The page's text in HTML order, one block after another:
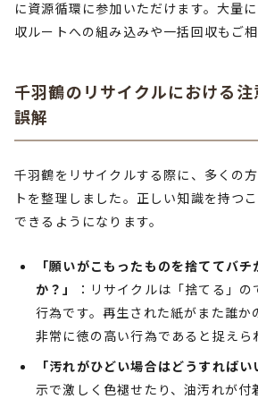
に資源循環に参加いただけます。大量
収ルートへの組み込みや一括回収もご相
千羽鶴のリサイクルにおける
誤解
千羽鶴をリサイクルする際に、多くの
トを整理しました。正しい知識を持つ
できるようになります。
「願いがこもったものを捨ててバ
か？」
：リサイクルは「捨てる」の
行為です。再生された紙がまた誰か
非常に徳の高い行為であると捉えら
「汚れがひどい場合はどうすればい
示で激しく色褪せたり、油汚れが付